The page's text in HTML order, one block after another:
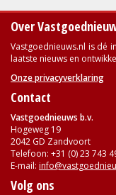
Over
Vastgoednieuws.nl is dé
laatste nieuws en
Onze privacyverklaring
Contact
Vastgoednieuws b.v.
Hogeweg 19
2042 GD Zandvoort
Telefoon: +31 (0) 23 743
E-mail:
Volg ons